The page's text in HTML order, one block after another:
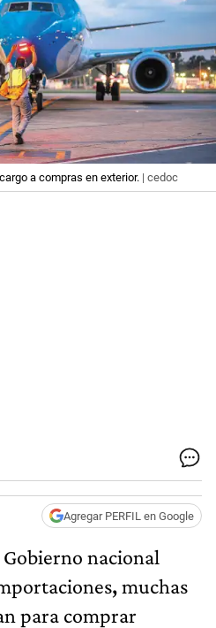
a compras en exterior. | cedoc
Agregar PERFIL en Google
nacional
,muchas
para comprar